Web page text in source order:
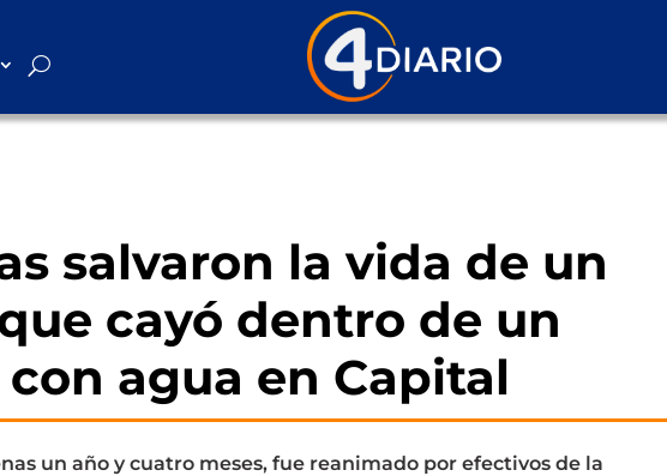
salvaron la vida de un
cayó dentro de un
agua en Capital
un año y cuatro meses, fue reanimado por efectivos de la